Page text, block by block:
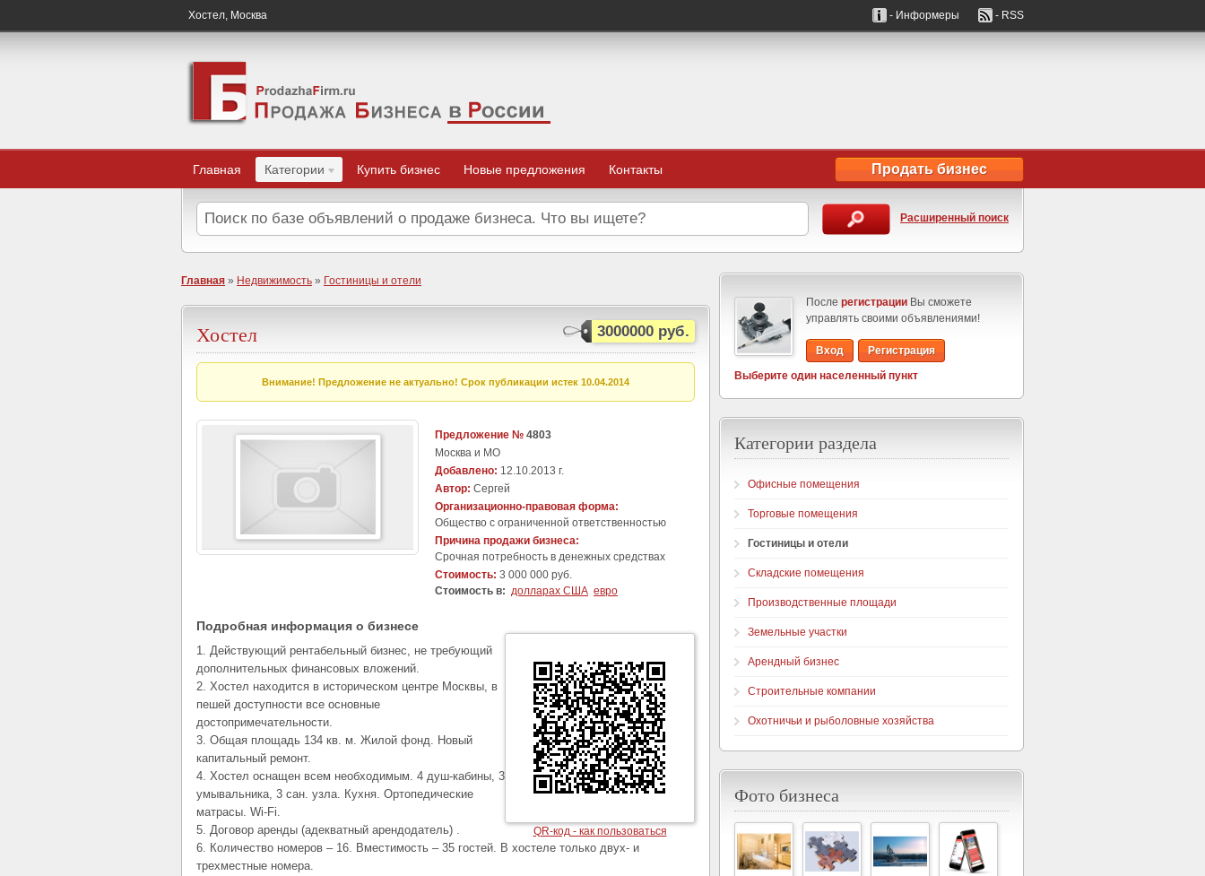
Хостел, Москва - Информеры - RSS
Продать бизнес
Главная Категории Купить бизнес Новые предложения Контакты
Расширенный поиск
Главная » Недвижимость » Гостиницы и отели
3000000 руб.
Хостел
Внимание! Предложение не актуально! Срок публикации истек 10.04.2014
Предложение № 4803
Москва и МО
Добавлено: 12.10.2013 г.
Автор: Сергей
Организационно-правовая форма:
Общество с ограниченной ответственностью
Причина продажи бизнеса:
Срочная потребность в денежных средствах
Стоимость: 3 000 000 руб.
Стоимость в: долларах США евро
Подробная информация о бизнесе
QR-код - как пользоваться
1. Действующий рентабельный бизнес, не требующий
дополнительных финансовых вложений.
2. Хостел находится в историческом центре Москвы, в
пешей доступности все основные
достопримечательности.
3. Общая площадь 134 кв. м. Жилой фонд. Новый
капитальный ремонт.
4. Хостел оснащен всем необходимым. 4 душ-кабины, 3
умывальника, 3 сан. узла. Кухня. Ортопедические
матрасы. Wi-Fi.
5. Договор аренды (адекватный арендодатель) .
6. Количество номеров – 16. Вместимость – 35 гостей. В хостеле только двух- и
трехместные номера.
После регистрации Вы сможете
управлять своими объявлениями!
Вход
Регистрация
Выберите один населенный пункт
Категории раздела
Офисные помещения
Торговые помещения
Гостиницы и отели
Складские помещения
Производственные площади
Земельные участки
Арендный бизнес
Строительные компании
Охотничьи и рыболовные хозяйства
Фото бизнеса